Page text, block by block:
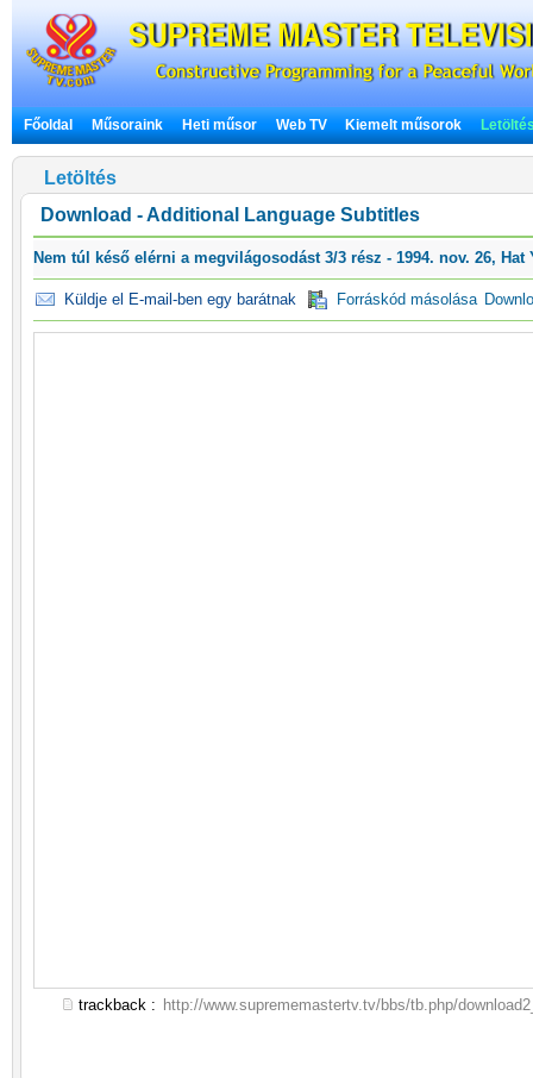
Főoldal Műsoraink Heti műsor Web TV Kiemelt műsorok
Letöltés
Download - Additional Language Subtitles
Nem túl késő elérni a megvilágosodást 3/3 rész - 1994. nov. 26,
Küldje el E-mail-ben egy barátnak Forráskód másolása
trackback : http://www.suprememastertv.tv/bbs/tb.php/